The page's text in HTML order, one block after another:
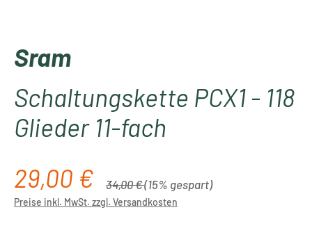
Sram
Schaltungskette PCX1 - 118
Glieder 11-fach
Verkaufspreis:
29,00 € Regulärer Preis:
34,00 €(15% gespart)
Preise inkl. MwSt. zzgl. Versandkosten